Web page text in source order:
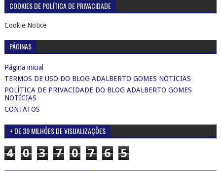
COOKIES DE POLÍTICA DE PRIVACIDADE
Cookie Notice
PÁGINAS
Página inicial
TERMOS DE USO DO BLOG ADALBERTO GOMES NOTICIAS
POLÍTICA DE PRIVACIDADE DO BLOG ADALBERTO GOMES
NOTÍCIAS
CONTATOS
+ DE 39 MILHÕES DE VISUALIZAÇÕES
4 0 3 7 0 7 6 5